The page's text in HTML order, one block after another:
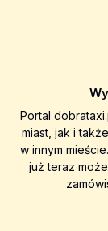
Portal
miast, jak i
w innym
już teraz